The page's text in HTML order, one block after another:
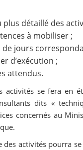
plus détaillé des
à mobiliser ;
de jours
d’exécution ;
attendus.
activités se fera en
dits «
concernés au
activités pourra